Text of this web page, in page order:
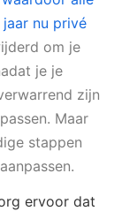
nu privé
om je
je je
zijn
Maar
stappen
ervoor dat